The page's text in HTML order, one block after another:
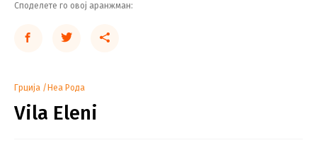
Споделете го овој аранжман:
Грција Неа Рода
Vila Eleni